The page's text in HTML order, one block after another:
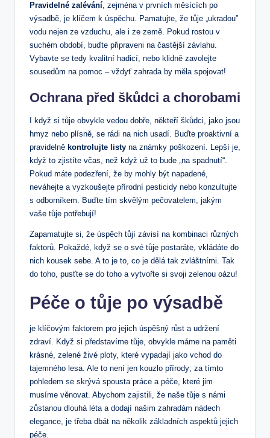
Pravidelné zalévání, zejména v prvních měsících po
výsadbě, je klíčem k úspěchu. Pamatujte, že tůje „ukradou”
vodu nejen ze vzduchu, ale i ze země. Pokud rostou v
suchém období, buďte připraveni na častější závlahu.
Vybavte se tedy kvalitní hadicí, nebo klidně zavolejte
sousedům na pomoc – vždyť zahrada by měla spojovat!
Ochrana před škůdci a chorobami
I když si tůje obvykle vedou dobře, někteří škůdci, jako jsou
hmyz nebo plísně, se rádi na nich usadí. Buďte proaktivní a
pravidelně kontrolujte listy na známky poškození. Lepší je,
když to zjistíte včas, než když už to bude „na spadnutí“.
Pokud máte podezření, že by mohly být napadené,
neváhejte a vyzkoušejte přírodní pesticidy nebo konzultujte
s odborníkem. Buďte tím skvělým pečovatelem, jakým
vaše tůje potřebují!
Zapamatujte si, že úspěch tůjí závisí na kombinaci různých
faktorů. Pokaždé, když se o své tůje postaráte, vkládáte do
nich kousek sebe. A to je to, co je dělá tak zvláštními. Tak
do toho, pusťte se do toho a vytvořte si svoji zelenou oázu!
Péče o tůje po výsadbě
je klíčovým faktorem pro jejich úspěšný růst a udržení
zdraví. Když si představíme tůje, obvykle máme na paměti
krásné, zelené živé ploty, které vypadají jako vchod do
tajemného lesa. Ale to není jen kouzlo přírody; za tímto
pohledem se skrývá spousta práce a péče, které jim
musíme věnovat. Abychom zajistili, že naše tůje s námi
zůstanou dlouhá léta a dodají našim zahradám nádech
elegance, je třeba dbát na několik základních aspektů jejich
péče.